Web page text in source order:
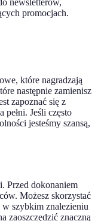
newsletterów,
promocjach.
które nagradzają
następnie zamienisz
zapoznać się z
Jeśli często
jesteśmy szansą,
Przed dokonaniem
Możesz skorzystać
szybkim znalezieniu
zaoszczędzić znaczną